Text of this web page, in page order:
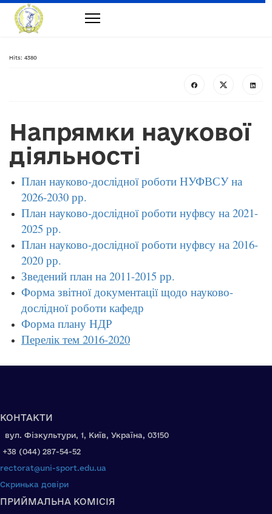
Hits: 4380
Напрямки наукової
діяльності
План науково-дослідної роботи НУФВСУ на
2026-2030 рр.
План науково-дослідної роботи нуфвсу на 2021-
2025 рр.
План науково-дослідної роботи нуфвсу на 2016-
2020 рр.
Зведений план на 2011-2015 рр.
Форма звітної документації щодо науково-
дослідної роботи кафедр
Форма плану НДР
Перелік тем 2016-2020
КОНТАКТИ
вул. Фізкультури, 1, Київ, Україна, 03150
+38 (044) 287-54-52
rectorat@uni-sport.edu.ua
Скринька довіри
ПРИЙМАЛЬНА КОМІСІЯ